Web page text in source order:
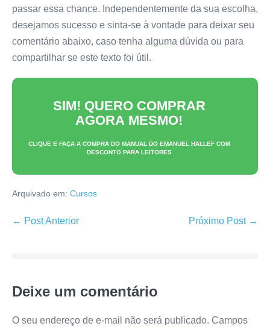
passar essa chance. Independentemente da sua escolha,
desejamos sucesso e sinta-se à vontade para deixar seu
comentário abaixo, caso tenha alguma dúvida ou para
compartilhar se este texto foi útil.
SIM! QUERO COMPRAR
AGORA MESMO!
CLIQUE E FAÇA A COMPRA DO MANUAL DO EMANUEL HALLEFCOM
DESCONTO PARA LEITORES
Arquivado em: Cursos
Navegação
← Post Anterior Próximo Post →
Deixe um comentário
O seu endereço de e-mail não será publicado. Campos